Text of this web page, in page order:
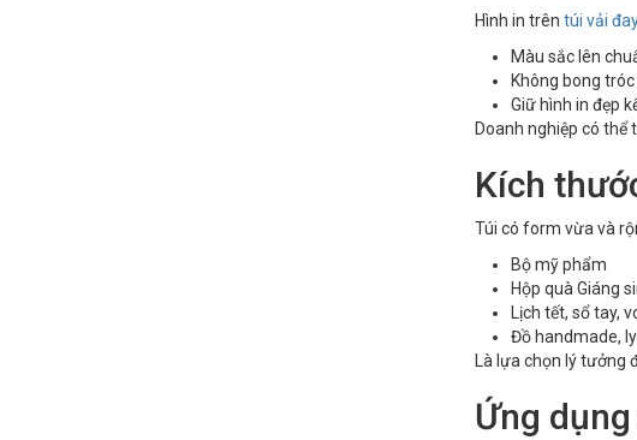
Hình in trên túi vải
Màu sắc lên
Không bong
Giữ hình in đẹp
Doanh nghiệp có thể
Kích
Túi có form vừa và
Bộ mỹ phẩm
Hộp quà Giáng
Lịch tết, sổ tay,
Đồ handmade,
Là lựa chọn lý tưởng
Ứng